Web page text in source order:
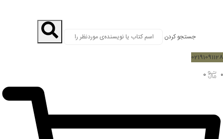
جستجو کردن
02191091128
۰
0